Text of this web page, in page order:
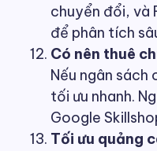
chuyển đổi, và
để phân tích
Có nên thuê
Nếu ngân sách
tối ưu nhanh.
Google
Tối ưu quảng